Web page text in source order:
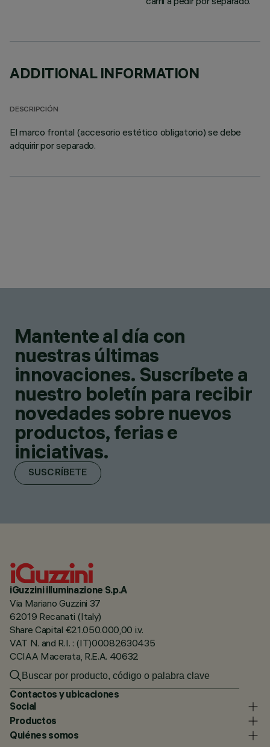
ADDITIONAL INFORMATION
DESCRIPCIÓN
El marco frontal (accesorio estético obligatorio) se debe
adquirir por separado.
Mantente al día con
nuestras últimas
innovaciones. Suscríbete a
nuestro boletín para recibir
novedades sobre nuevos
productos, ferias e
iniciativas.
SUSCRÍBETE
iGuzzini illuminazione S.p.A
Via Mariano Guzzini 37
62019 Recanati (Italy)
Share Capital €21.050.000,00 i.v.
VAT N. and R.I. : (IT)00082630435
CCIAA Macerata, R.E.A. 40632
Contactos y ubicaciones
Social
Productos
Quiénes somos